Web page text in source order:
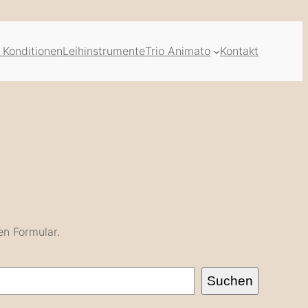
LeihinstrumenteTrio Animato Kontakt
Formular.
Suchen